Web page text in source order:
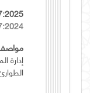
إدارة